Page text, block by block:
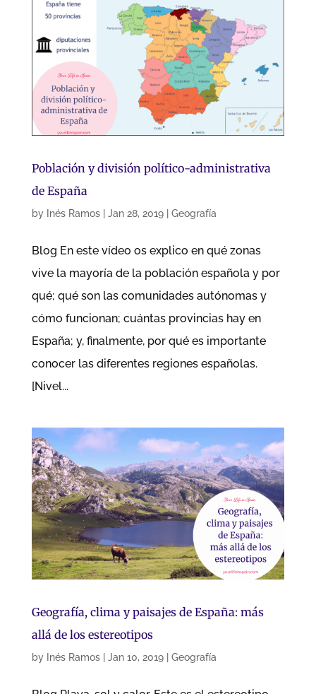
Población y división político-administrativa
de España
by Inés Ramos| Jan 28, 2019| Geografía
Blog En este vídeo os explico en qué zonas
vive la mayoría de la población española y por
qué; qué son las comunidades autónomas y
cómo funcionan; cuántas provincias hay en
España; y, finalmente, por qué es importante
conocer las diferentes regiones españolas.
[Nivel...
Geografía, clima y paisajes de España: más
allá de los estereotipos
by Inés Ramos| Jan 10, 2019| Geografía